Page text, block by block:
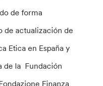
de forma
de actualización de
Etica en España y
de la Fundación
Finanza